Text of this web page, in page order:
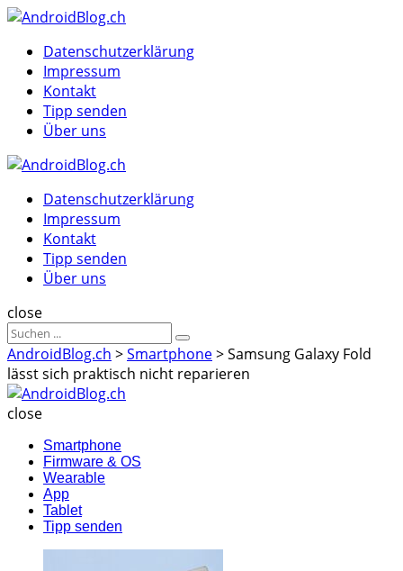
Menu
MenuDatenschutzerklärung
Impressum
Kontakt
Tipp senden
Über uns
Datenschutzerklärung
Impressum
Kontakt
Tipp senden
Über uns
Suche
close
Sucheergebnisse
für
Suche
AndroidBlog.ch >Smartphone>Samsung Galaxy Fold
lässt sich praktisch nicht reparieren
close
Smartphone
Firmware & OS
Wearable
App
Tablet
Tipp senden